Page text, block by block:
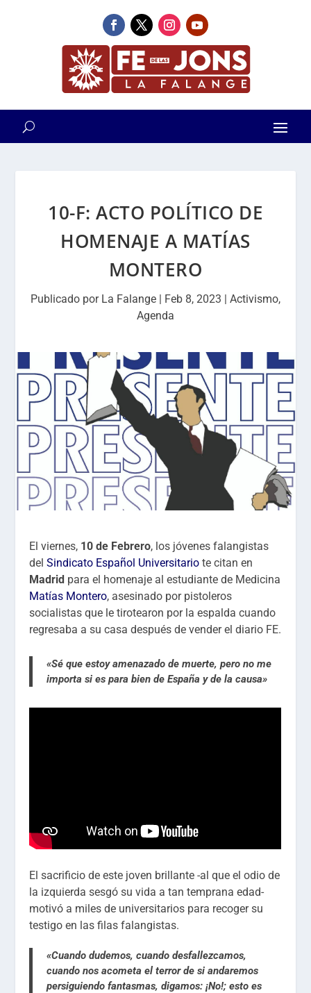
10-F: ACTO POLÍTICO DE
HOMENAJE A MATÍAS
MONTERO
Publicado por La Falange | Feb 8, 2023 | Activismo,
Agenda
El viernes, 10 de Febrero, los jóvenes falangistas
delSindicato Español Universitario te citan en
Madrid para el homenaje al estudiante de Medicina
Matías Montero, asesinado por pistoleros
socialistas que le tirotearon por la espalda cuando
regresaba a su casa después de vender el diario FE.
«Sé que estoy amenazado de muerte, pero no me
importa si es para bien de España y de la causa»
El sacrificio de este joven brillante -al que el odio de
la izquierda sesgó su vida a tan temprana edad-
motivó a miles de universitarios para recoger su
testigo en las filas falangistas.
«Cuando dudemos, cuando desfallezcamos,
cuando nos acometa el terror de si andaremos
persiguiendo fantasmas, digamos: ¡No!; esto es